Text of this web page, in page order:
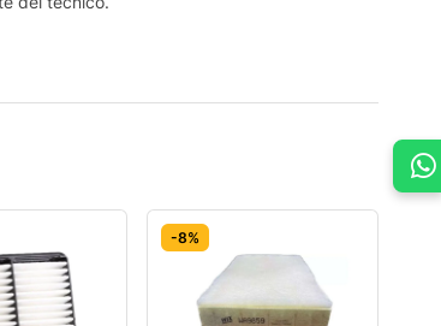
-8%